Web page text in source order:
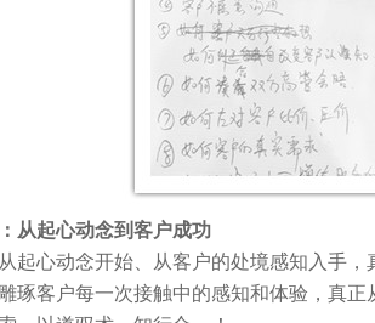
从起心动念到客户成功
起心动念开始
从客户的处境感知入手
琢客户每一次接触中的感知和体验，真